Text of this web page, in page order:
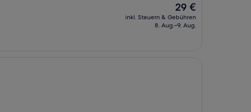
Der
Preis
beträgt
29 €
inkl. Steuern & Gebühren
8. Aug.–9. Aug.